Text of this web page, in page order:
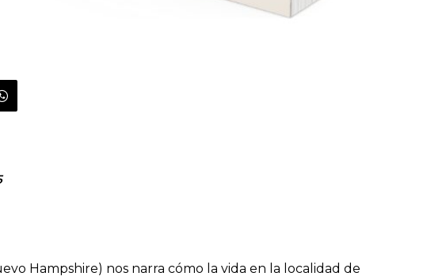
Hampshire) nos narra cómo la vida en la localidad de